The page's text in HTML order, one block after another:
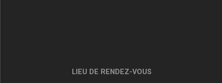
LIEU DE RENDEZ-VOUS